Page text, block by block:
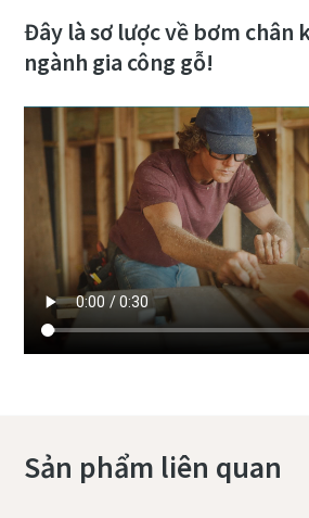
Đây là sơ lược về bơm chân
ngành gia công gỗ!
Sản phẩm liên quan